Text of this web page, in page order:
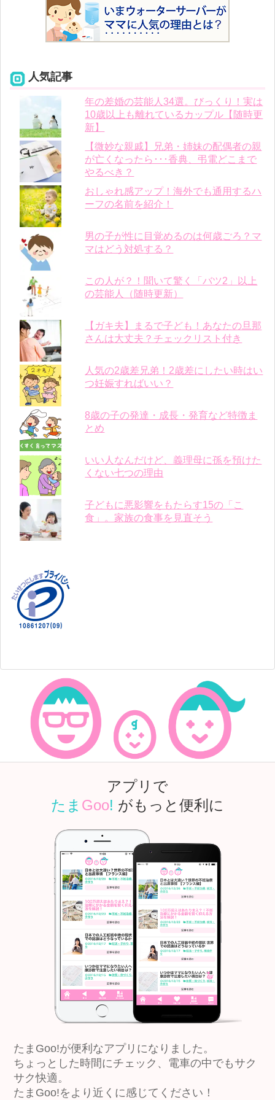
人気記事
年の差婚の芸能人34選。びっくり！実は
10歳以上も離れているカップル【随時更
新】
【微妙な親戚】兄弟・姉妹の配偶者の親
が亡くなったら･･･香典、弔電どこまで
やるべき？
おしゃれ感アップ！海外でも通用するハ
ーフの名前を紹介！
男の子が性に目覚めるのは何歳ごろ？マ
マはどう対処する？
この人が？！聞いて驚く「バツ2」以上
の芸能人（随時更新）
【ガキ夫】まるで子ども！あなたの旦那
さんは大丈夫？チェックリスト付き
人気の2歳差兄弟！2歳差にしたい時はい
つ妊娠すればいい？
8歳の子の発達・成長・発育など特徴ま
とめ
いい人なんだけど、義理母に孫を預けた
くない七つの理由
子どもに悪影響をもたらす15の「こ
食」。家族の食事を見直そう
アプリで
たま Goo! がもっと便利に
たまGoo!が便利なアプリになりました。
ちょっとした時間にチェック、電車の中でもサク
サク快適。
たまGoo!をより近くに感じてください！